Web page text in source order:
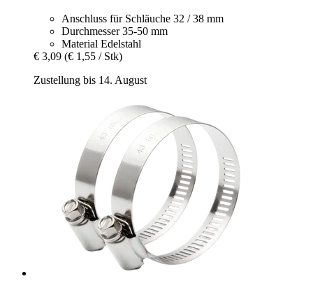
Anschluss für Schläuche 32 / 38 mm
Durchmesser 35-50 mm
Material Edelstahl
€ 3,09 (€ 1,55 / Stk)
Zustellung bis 14. August